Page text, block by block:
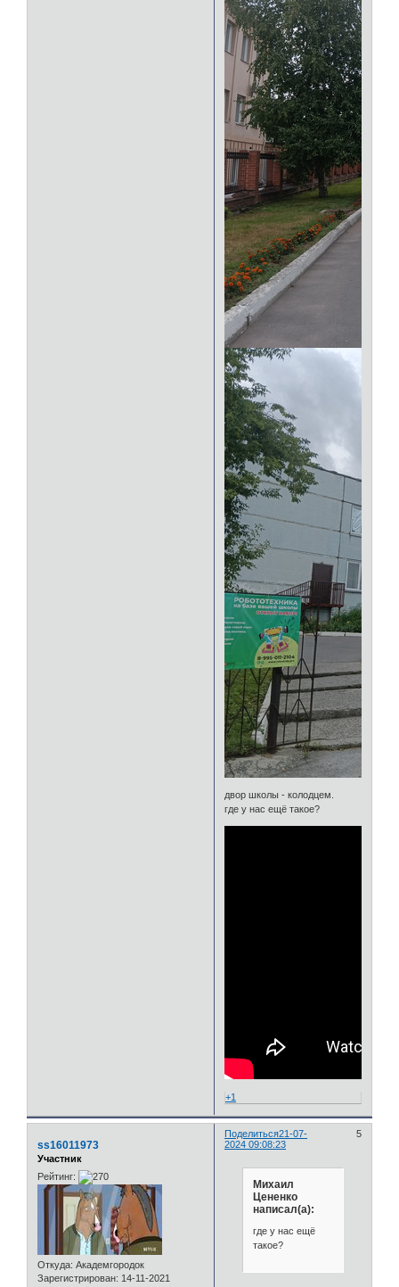
двор школы - колодцем.
где у нас ещё такое?
+1
Поделиться 5
21-07-
2024 09:08:23
ss16011973
Участник
Рейтинг:
Откуда: Академгородок
Зарегистрирован: 14-11-2021
Михаил
Цененко
написал(а):
где у нас ещё
такое?